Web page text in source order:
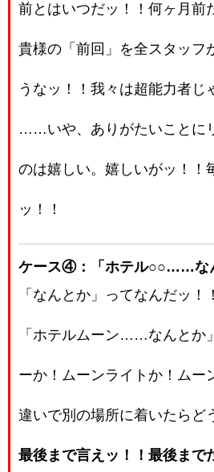
前とはいつだッ！！何ヶ月前
貴様の「前回」を全スタッフ
うなッ！！我々は超能力者じ
……いや、ありがたいことに
のは嬉しい。嬉しいがッ！！
ッ！！
ケース④：「ホテル○○……な
「なんとか」ってなんだッ！！
「ホテルムーン……なんとか
ーか！ムーンライトか！ムー
違いで別の場所に着いたらど
最後まで言えッ！！最後まで